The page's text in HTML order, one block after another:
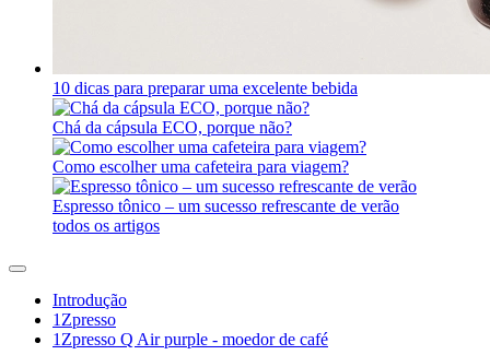
10 dicas para preparar uma excelente bebida
Chá da cápsula ECO, porque não?
Como escolher uma cafeteira para viagem?
Espresso tônico – um sucesso refrescante de verão
todos os artigos
Introdução
1Zpresso
1Zpresso Q Air purple - moedor de café